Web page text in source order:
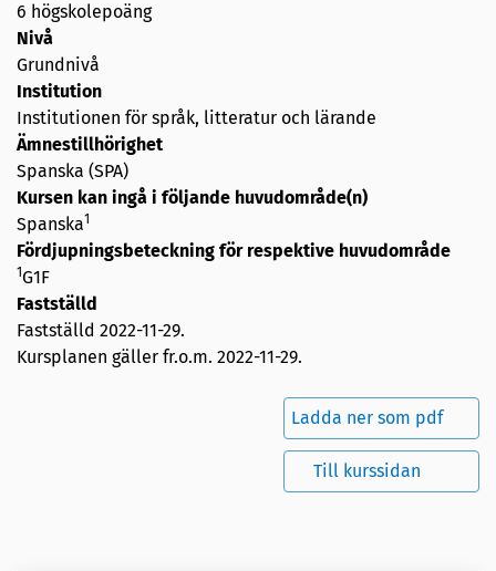
6 högskolepoäng
Nivå
Grundnivå
Institution
Institutionen för språk, litteratur och lärande
Ämnestillhörighet
Spanska (SPA)
Kursen kan ingå i följande huvudområde(n)
Spanska1
Fördjupningsbeteckning för respektive huvudområde
1G1F
Fastställd
Fastställd 2022-11-29.
Kursplanen gäller fr.o.m. 2022-11-29.
Ladda ner som pdf
Till kurssidan